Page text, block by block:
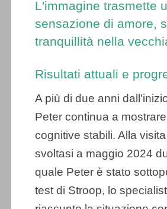
Risultati attuali e
A più di due anni
Peter continua a
cognitive stabili. Alla
svoltasi a maggio 2024
quale Peter è stato
test di Stroop, lo